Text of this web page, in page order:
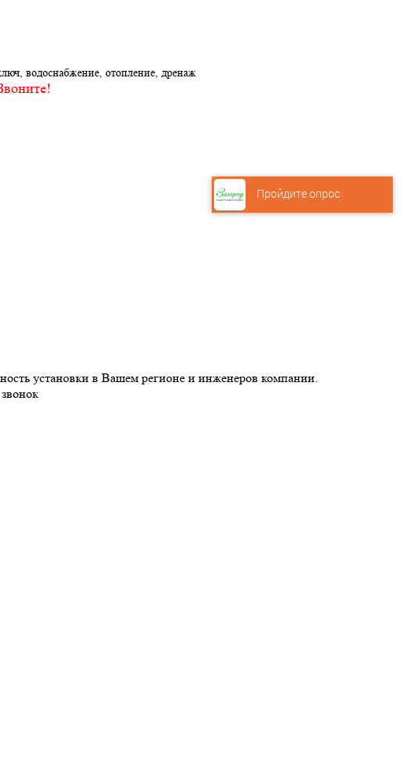
водоснабжение, отопление, дренаж
установки в Вашем регионе и инженеров компании.
звонок
Пройдите опрос